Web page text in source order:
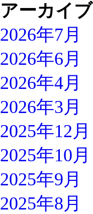
アーカイブ
2026年7月
2026年6月
2026年4月
2026年3月
2025年12月
2025年10月
2025年9月
2025年8月